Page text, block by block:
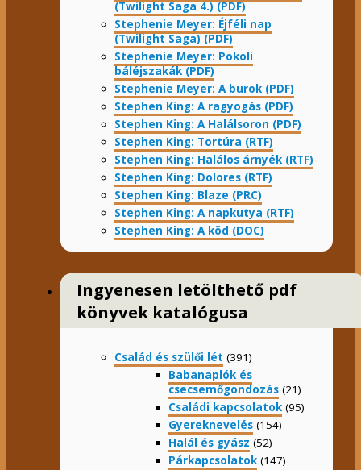
(Twilight Saga 4.) (PDF)
Stephenie Meyer: Éjféli nap
(Twilight Saga) (PDF)
Stephenie Meyer: Pokoli
báléjszakák (PDF)
Stephenie Meyer: A burok (PDF)
Stephen King: A ragyogás (PDF)
Stephen King: A Halálsoron (PDF)
Stephen King: Tortúra (RTF)
Stephen King: Halálos árnyék (RTF)
Stephen King: Dolores (RTF)
Stephen King: Blaze (PRC)
Stephen King: A napkutya (RTF)
Stephen King: A köd (DOC)
Ingyenesen letölthető pdf
könyvek katalógusa
Család és szülői lét (391)
Babanaplók és
csecsemőgondozás (21)
Családi kapcsolatok (95)
Gyereknevelés (154)
Halál és gyász (52)
Párkapcsolatok (147)